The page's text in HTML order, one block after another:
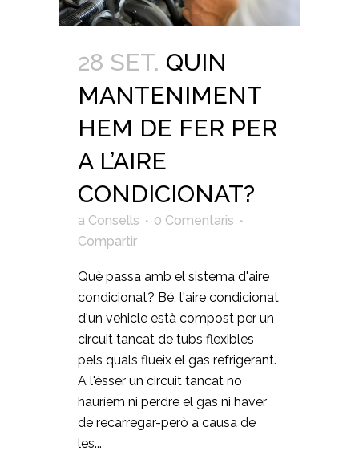
28 SET. QUIN
MANTENIMENT
HEM DE FER PER
A L’AIRE
CONDICIONAT?
a Consells
0 Comentaris
Compartir
Què passa amb el sistema d'aire
condicionat? Bé, l'aire condicionat
d'un vehicle està compost per un
circuit tancat de tubs flexibles
pels quals flueix el gas refrigerant.
A l'ésser un circuit tancat no
hauríem ni perdre el gas ni haver
de recarregar-però a causa de
les...